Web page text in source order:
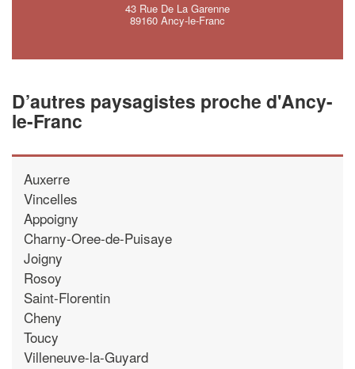
43 Rue De La Garenne
89160 Ancy-le-Franc
D’autres paysagistes proche d'Ancy-
le-Franc
Auxerre
Vincelles
Appoigny
Charny-Oree-de-Puisaye
Joigny
Rosoy
Saint-Florentin
Cheny
Toucy
Villeneuve-la-Guyard